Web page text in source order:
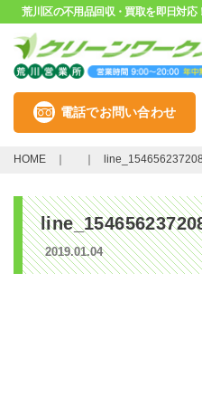
荒川区の不用品回収・買取を即日対応
電話でお問い合わせ
HOME
2019.01.04